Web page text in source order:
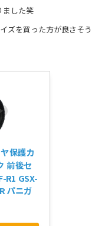
ました笑
ズを買った方が良さそう
保護カ
前後セ
R1 GSX-
パニガ